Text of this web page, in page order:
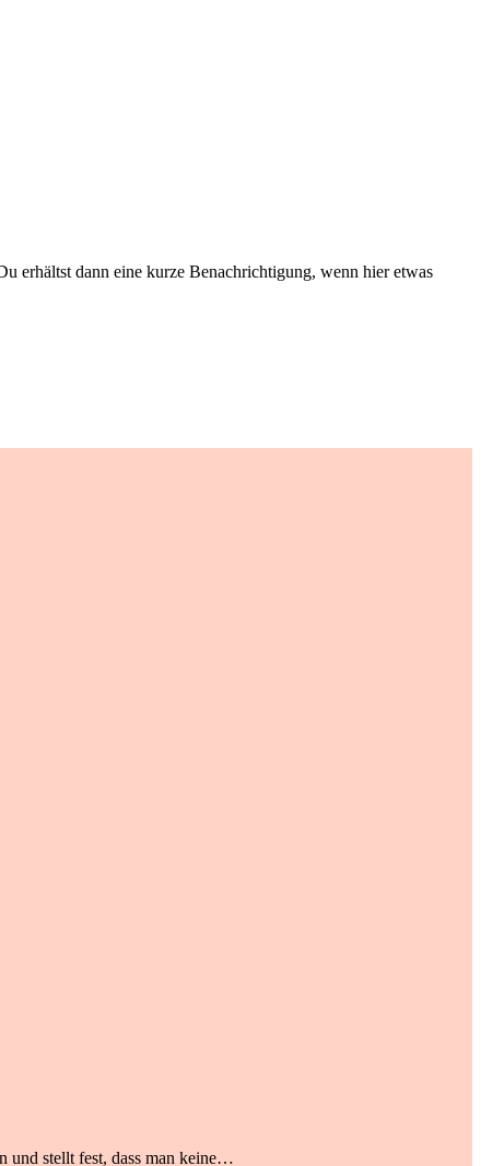
erhältst dann eine kurze Benachrichtigung, wenn hier etwas
und stellt fest, dass man keine…